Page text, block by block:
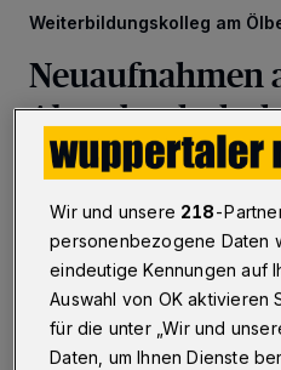
Weiterbildungskolleg am
Neuaufnahmen
möglich
Wuppertal·Das
Wuppertal-Elberfeld nimmt
auf. Wegen der Corona-
Abendrealschule jedoch
Stattdessen sind
Schule möglich.
Wir und unsere 218-
personenbezogene Daten
eindeutige Kennungen auf
Auswahl von OK
für die unter „Wir und
Daten, um Ihnen Dienste